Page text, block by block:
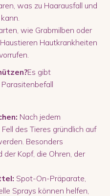
was zu Haarausfall und
wie Grabmilben oder
Hautkrankheiten
Es gibt
Nach jedem
des Tieres gründlich auf
Besonders
Kopf, die Ohren, der
Spot-On-Präparate,
Sprays können helfen,